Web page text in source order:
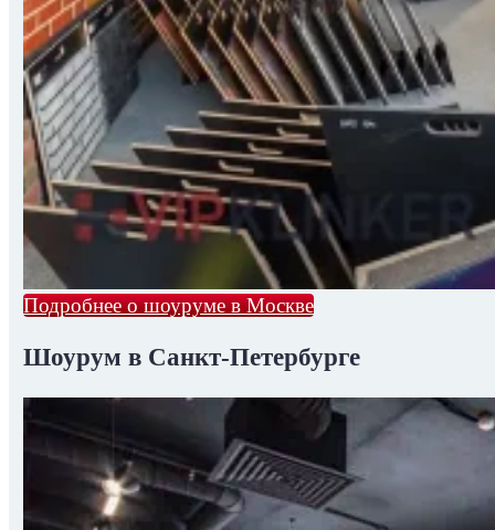
Подробнее о шоуруме в Москве
Шоурум в Санкт-Петербурге